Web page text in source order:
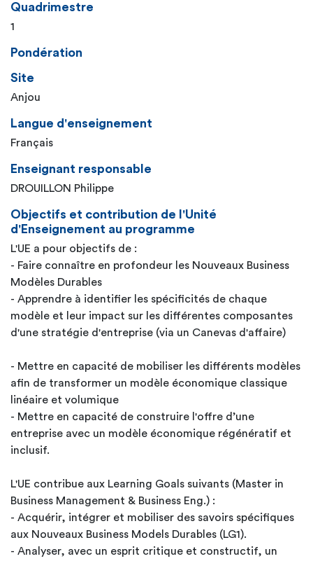
Quadrimestre
1
Pondération
Site
Anjou
Langue d'enseignement
Français
Enseignant responsable
DROUILLON Philippe
Objectifs et contribution de l'Unité
d'Enseignement au programme
L'UE a pour objectifs de :
- Faire connaître en profondeur les Nouveaux Business
Modèles Durables
- Apprendre à identifier les spécificités de chaque
modèle et leur impact sur les différentes composantes
d'une stratégie d'entreprise (via un Canevas d'affaire)
- Mettre en capacité de mobiliser les différents modèles
afin de transformer un modèle économique classique
linéaire et volumique
- Mettre en capacité de construire l'offre d’une
entreprise avec un modèle économique régénératif et
inclusif.
L'UE contribue aux Learning Goals suivants (Master in
Business Management & Business Eng.) :
- Acquérir, intégrer et mobiliser des savoirs spécifiques
aux Nouveaux Business Models Durables (LG1).
- Analyser, avec un esprit critique et constructif, un